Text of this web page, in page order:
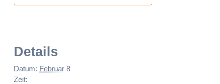
Details
Datum: Februar 8
Zeit: